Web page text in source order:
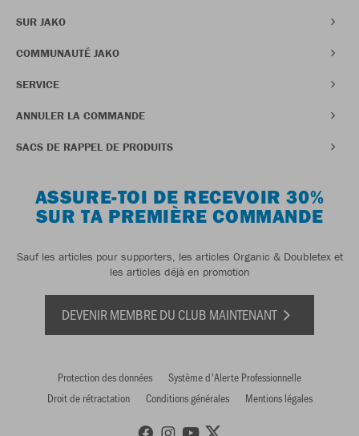
SUR JAKO
COMMUNAUTÉ JAKO
SERVICE
ANNULER LA COMMANDE
SACS DE RAPPEL DE PRODUITS
ASSURE-TOI DE RECEVOIR 30%
SUR TA PREMIÈRE COMMANDE
Sauf les articles pour supporters, les articles Organic & Doubletex et
les articles déjà en promotion
DEVENIR MEMBRE DU CLUB MAINTENANT
Protection des données
Système d'Alerte Professionnelle
Droit de rétractation
Conditions générales Mentions légales